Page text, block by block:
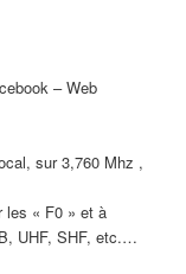
– Web
sur 3,760 Mhz ,
les « F0 » et à
UHF, SHF, etc.…